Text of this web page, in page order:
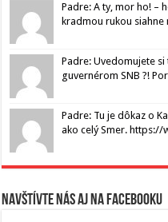
Padre: A ty, mor ho! –
kradmou rukou siahne
Padre: Uvedomujete
guvernérom SNB ?!
Padre: Tu je dôkaz o
ako celý Smer. https://
Navštívte nás aj na Facebooku